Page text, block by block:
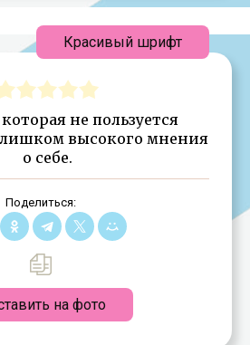
не пользуется
высокого мнения
о себе.
Поделиться:
на фото
Красивый шрифт